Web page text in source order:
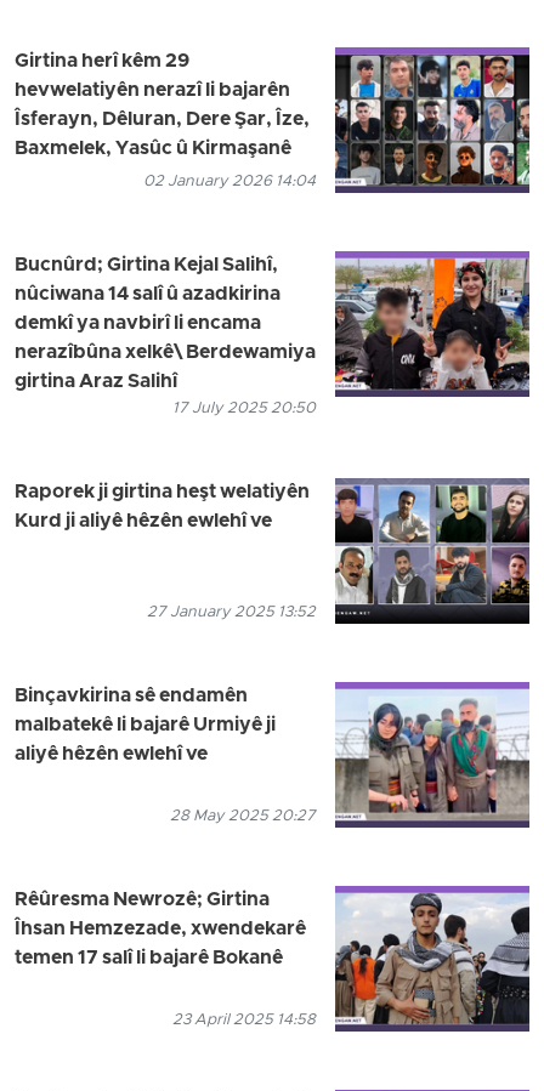
Girtina herî kêm 29
hevwelatiyên nerazî li bajarên
Îsferayn, Dêluran, Dere Şar, Îze,
Baxmelek, Yasûc û Kirmaşanê
02 January 2026 14:04
Bucnûrd; Girtina Kejal Salihî,
nûciwana 14 salî û azadkirina
demkî ya navbirî li encama
nerazîbûna xelkê\ Berdewamiya
girtina Araz Salihî
17 July 2025 20:50
Raporek ji girtina heşt welatiyên
Kurd ji aliyê hêzên ewlehî ve
27 January 2025 13:52
Binçavkirina sê endamên
malbatekê li bajarê Urmiyê ji
aliyê hêzên ewlehî ve
28 May 2025 20:27
Rêûresma Newrozê; Girtina
Îhsan Hemzezade, xwendekarê
temen 17 salî li bajarê Bokanê
23 April 2025 14:58